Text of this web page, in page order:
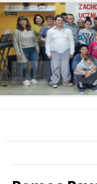
Poprzedni
❚❚